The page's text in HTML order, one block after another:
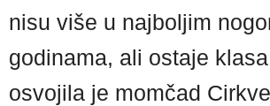
nisu više u najboljim
godinama, ali ostaje
osvojila je momčad